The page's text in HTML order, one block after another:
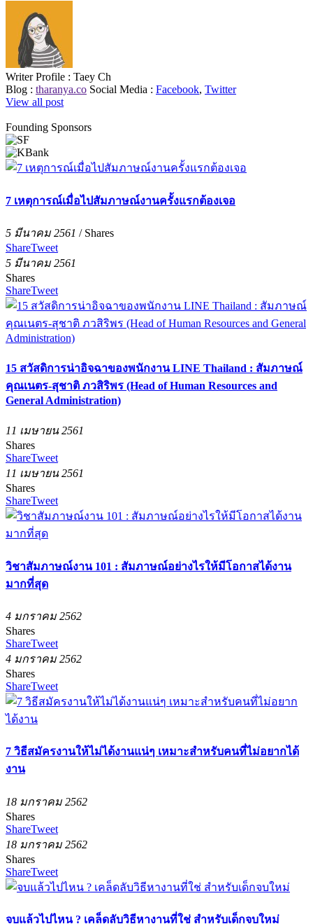
Writer Profile : Taey Ch
Blog : tharanya.co Social Media : Facebook, Twitter
View all post
Founding Sponsors
7 เหตุการณ์เมื่อไปสัมภาษณ์งานครั้งแรกต้องเจอ
5 มีนาคม 2561 / Shares
ShareTweet
5 มีนาคม 2561
Shares
ShareTweet
15 สวัสดิการน่าอิจฉาของพนักงาน LINE Thailand : สัมภาษณ์
คุณเนตร-สุชาติ ภวสิริพร (Head of Human Resources and
General Administration)
11 เมษายน 2561
Shares
ShareTweet
11 เมษายน 2561
Shares
ShareTweet
วิชาสัมภาษณ์งาน 101 : สัมภาษณ์อย่างไรให้มีโอกาสได้งาน
มากที่สุด
4 มกราคม 2562
Shares
ShareTweet
4 มกราคม 2562
Shares
ShareTweet
7 วิธีสมัครงานให้ไม่ได้งานแน่ๆ เหมาะสำหรับคนที่ไม่อยากได้
งาน
18 มกราคม 2562
Shares
ShareTweet
18 มกราคม 2562
Shares
ShareTweet
จบแล้วไปไหน ? เคล็ดลับวิธีหางานที่ใช่ สำหรับเด็กจบใหม่